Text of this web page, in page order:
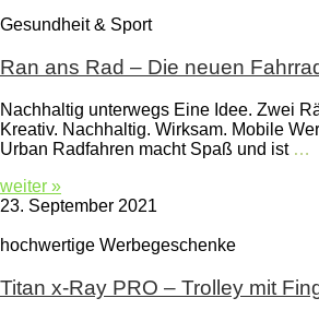
Gesundheit & Sport
Ran ans Rad – Die neuen
Nachhaltig unterwegs Eine Idee. Zwei
Kreativ. Nachhaltig. Wirksam. Mobile
Urban Radfahren macht Spaß und ist …
weiter »
23. September 2021
hochwertige Werbegeschenke
Titan x-Ray PRO – Trolley mit